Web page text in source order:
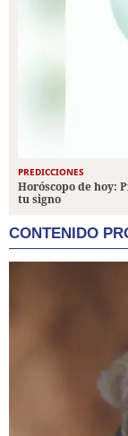
PREDICCIONES
Horóscopo de hoy:
tu signo
CONTENIDO